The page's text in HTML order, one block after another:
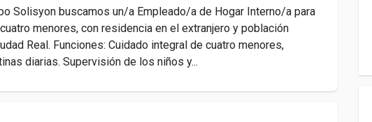
Solisyon buscamos un/a Empleado/a de Hogar Interno/a para
menores, con residencia en el extranjero y población
Real. Funciones: Cuidado integral de cuatro menores,
diarias. Supervisión de los niños y...